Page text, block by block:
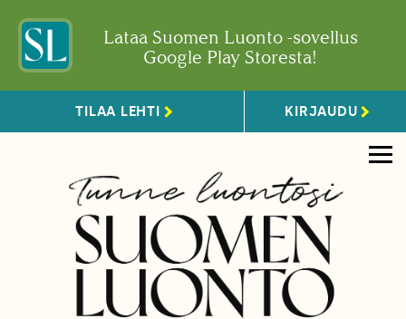
Lataa Suomen Luonto -sovellus
Google Play Storesta!
TILAA LEHTI KIRJAUDU